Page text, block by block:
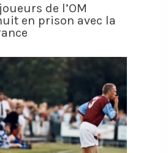
de l’OM
en prison avec la